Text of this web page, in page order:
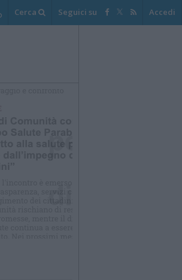
Cerca Seguici su Accedi